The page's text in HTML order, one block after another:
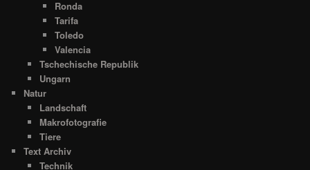
Ronda
Tarifa
Toledo
Valencia
Tschechische Republik
Ungarn
Natur
Landschaft
Makrofotografie
Tiere
Text Archiv
Technik